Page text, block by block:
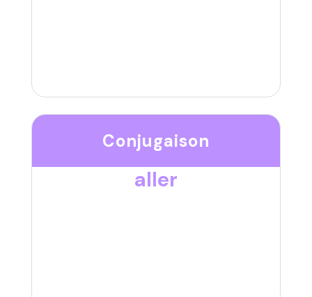
Conjugaison
aller